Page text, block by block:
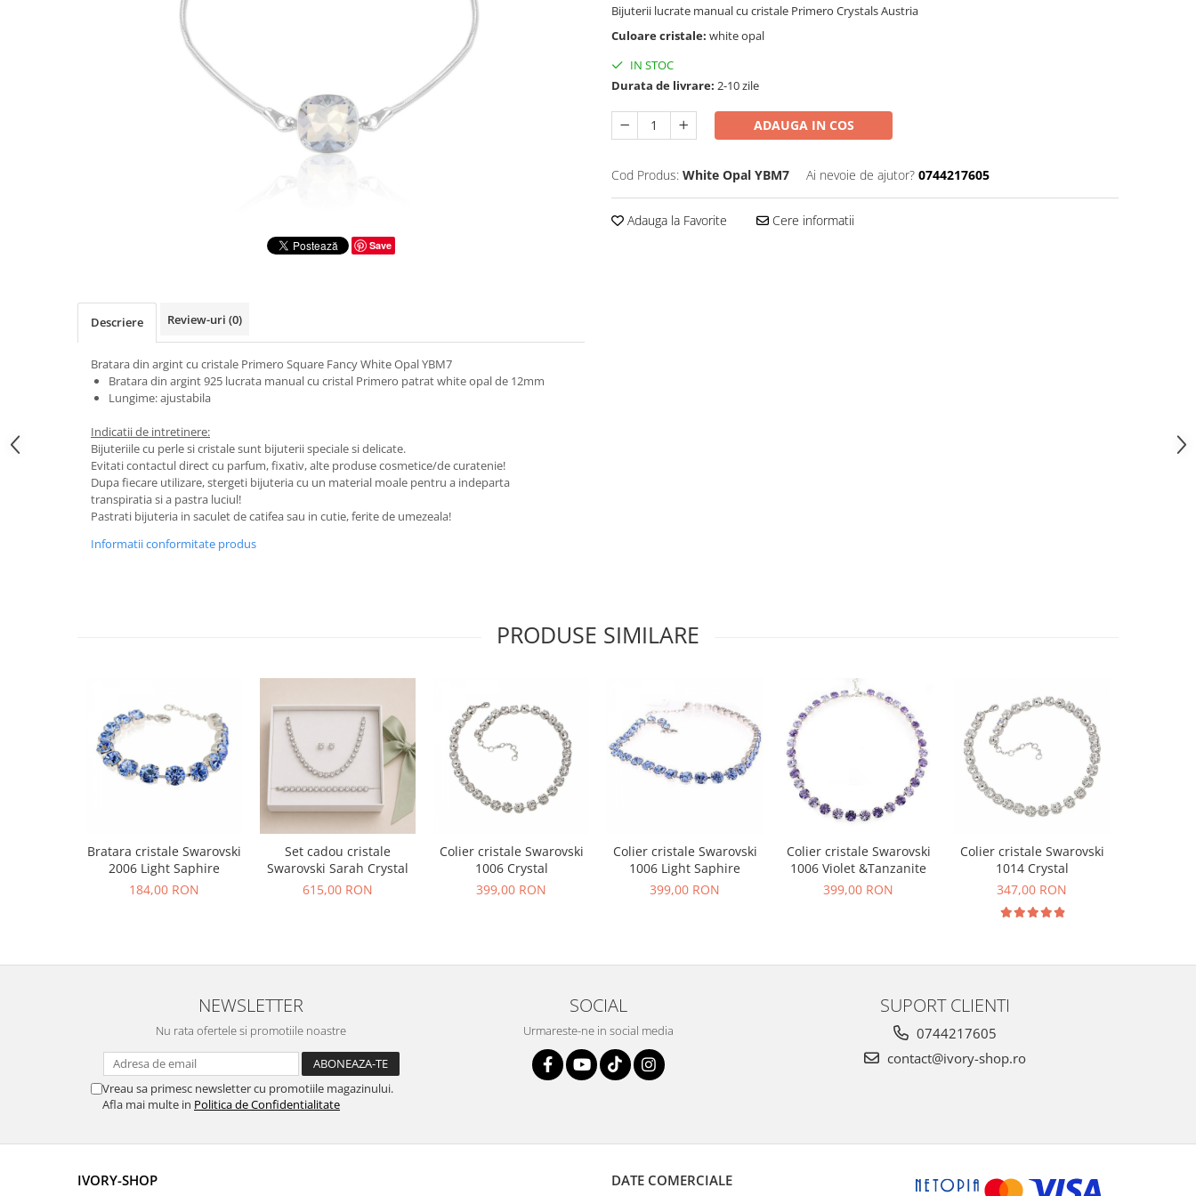
Save
Bijuterii lucrate manual cu cristale Primero Crystals Austria
Culoare cristale: white opal
IN STOC
Durata de livrare: 2-10 zile
ADAUGA IN COS
Cod Produs: White Opal YBM7 Ai nevoie de ajutor? 0744217605
Adauga la Favorite Cere informatii
Descriere Review-uri (0)
Bratara din argint cu cristale Primero Square Fancy White Opal YBM7
Bratara din argint 925 lucrata manual cu cristal Primero patrat white opal de 12mm
Lungime: ajustabila
Indicatii de intretinere:
Bijuteriile cu perle si cristale sunt bijuterii speciale si delicate.
Evitati contactul direct cu parfum, fixativ, alte produse cosmetice/de curatenie!
Dupa fiecare utilizare, stergeti bijuteria cu un material moale pentru a indeparta
transpiratia si a pastra luciul!
Pastrati bijuteria in saculet de catifea sau in cutie, ferite de umezeala!
Informatii conformitate produs
PRODUSE SIMILARE
Bratara cristale Swarovski
2006 Light Saphire
184,00 RON
Set cadou cristale
Swarovski Sarah Crystal
615,00 RON
Colier cristale Swarovski
1006 Crystal
399,00 RON
Colier cristale Swarovski
1006 Light Saphire
399,00 RON
Colier cristale Swarovski
1006 Violet &Tanzanite
399,00 RON
Colier cristale Swarovski
1014 Crystal
347,00 RON
NEWSLETTER
Nu rata ofertele si promotiile noastre
Vreau sa primesc newsletter cu promotiile magazinului.
Afla mai multe in Politica de Confidentialitate
SOCIAL
Urmareste-ne in social media
SUPORT CLIENTI
0744217605
contact@ivory-shop.ro
IVORY-SHOP DATE COMERCIALE